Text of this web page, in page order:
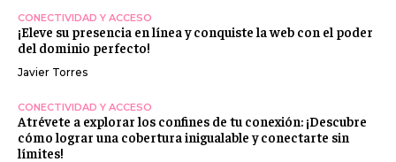
CONECTIVIDAD Y ACCESO
¡Eleve su presencia en línea y conquiste la web con el poder
del dominio perfecto!
Javier Torres
CONECTIVIDAD Y ACCESO
Atrévete a explorar los confines de tu conexión: ¡Descubre
cómo lograr una cobertura inigualable y conectarte sin
límites!